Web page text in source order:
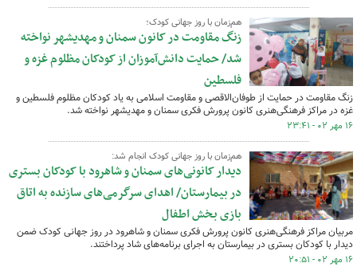
هم‌زمان با روز جهانی کودک؛
زنگ مقاومت در کانون سمنان و مهدیشهر نواخته
شد/ حمایت دانش‌آموزان از کودکان مظلوم غزه و
فلسطین
زنگ مقاومت در حمایت از طوفان‌الاقصی و مقاومت اسلامی به یاد کودکان مظلوم فلسطین و
غزه در مراکز فرهنگی‌هنری کانون پرورش فکری سمنان و مهدیشهر نواخته شد.
۱۶ مهر ۰۲ - ۲۳:۴۱
هم‌زمان با روز جهانی کودک انجام شد:
دیدار کانونی‌های سمنان و شاهرود با کودکان بستری
در بیمارستان‌/ اهدای سرگرمی‌های سازنده به اتاق
بازی بخش اطفال
مربیان مراکز فرهنگی‌هنری کانون پرورش فکری سمنان و شاهرود در روز جهانی کودک ضمن
دیدار با کودکان بستری در بیمارستان به اجرای برنامه‌های شاد پرداختند.
۱۶ مهر ۰۲ - ۲۰:۵۱